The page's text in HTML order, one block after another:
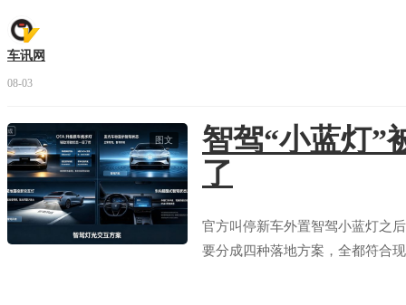
车讯网
08-03
图文
智驾“小蓝灯”
了
官方叫停新车外置智驾小蓝灯之
要分成四种落地方案，全都符合